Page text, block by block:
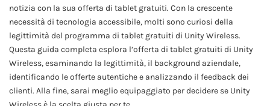
notizia con la sua offerta di tablet gratuiti. Con la crescente
necessità di tecnologia accessibile, molti sono curiosi della
legittimità del programma di tablet gratuiti di Unity Wireless.
Questa guida completa esplora l’offerta di tablet gratuiti di Unity
Wireless, esaminando la legittimità, il background aziendale,
identificando le offerte autentiche e analizzando il feedback dei
clienti. Alla fine, sarai meglio equipaggiato per decidere se Unity